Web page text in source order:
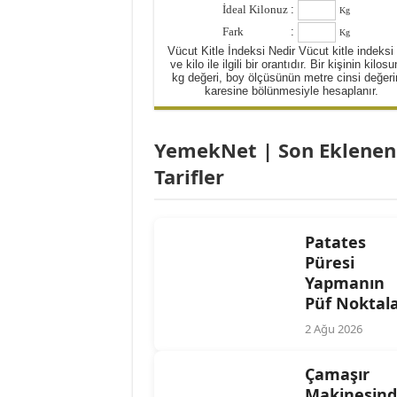
Yulaflı Diyet Mozaik
Dukan patlıcan kebabı
İdeal Kilonuz : Kg
Fark : Kg
Vücut Kitle İndeksi Nedir Vücut kitle indeksi
ve kilo ile ilgili bir orantıdır. Bir kişinin
kg değeri, boy ölçüsünün metre cinsi
karesine bölünmesiyle hesaplanır.
YemekNet | Son Eklenen
Tarifler
Patates
Püresi
Yapmanın
Püf
2 Ağu 2026
Çamaşır